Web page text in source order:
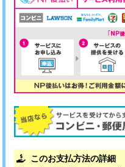
このお支払方法の詳細